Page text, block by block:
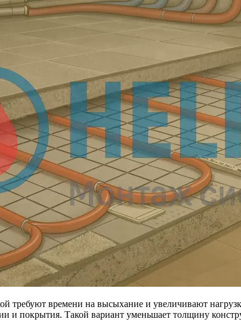
требуют времени на высыхание и увеличивают
и покрытия. Такой вариант уменьшает толщину